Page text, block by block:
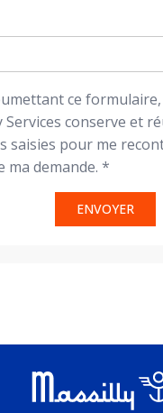
ce
Services conserve et
saisies pour me
ma demande. *
ENVOYER